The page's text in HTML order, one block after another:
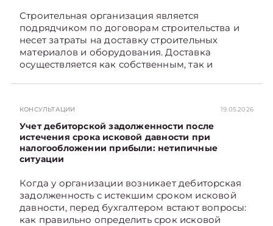
Строительная организация является
подрядчиком по договорам строительства и
несет затраты на доставку строительных
материалов и оборудования. Доставка
осуществляется как собственным, так и
Viber, чтобы не пропускать новые статьи
TelegramViber
КОНСУЛЬТАЦИИ 19.05.2026
Учет дебиторской задолженности после
истечения срока исковой давности при
налогообложении прибыли: нетипичные
ситуации
Когда у организации возникает дебиторская
задолженность с истекшим сроком исковой
давности, перед бухгалтером встают вопросы:
как правильно определить срок исковой